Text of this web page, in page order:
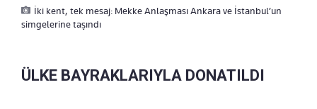
İki kent, tek mesaj: Mekke Anlaşması Ankara ve İstanbul’un
simgelerine taşındı
ÜLKE BAYRAKLARIYLA DONATILDI